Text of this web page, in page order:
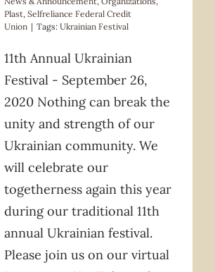
Plast, Selfreliance Federal Credit
Union | Tags: Ukrainian Festival
11th Annual Ukrainian
Festival - September 26,
2020 Nothing can break the
unity and strength of our
Ukrainian community. We
will celebrate our
togetherness again this year
during our traditional 11th
annual Ukrainian festival.
Please join us on our virtual